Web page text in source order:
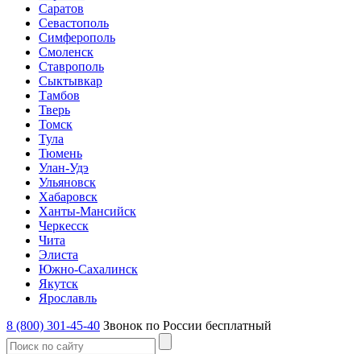
Саратов
Севастополь
Симферополь
Смоленск
Ставрополь
Сыктывкар
Тамбов
Тверь
Томск
Тула
Тюмень
Улан-Удэ
Ульяновск
Хабаровск
Ханты-Мансийск
Черкесск
Чита
Элиста
Южно-Сахалинск
Якутск
Ярославль
8 (800) 301-45-40 Звонок по России бесплатный